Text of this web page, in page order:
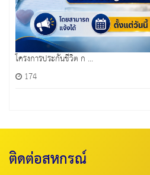
โครงการประกันชีวิต ก ...
174
ติดต่อสหกรณ์